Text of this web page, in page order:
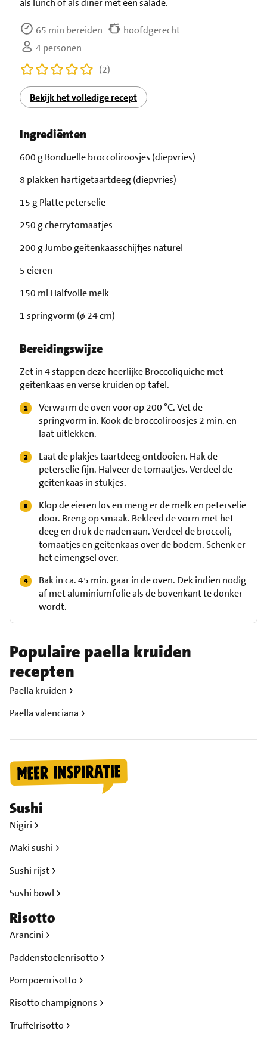
als lunch of als diner met een salade.
65 min bereiden
hoofdgerecht
4 personen
(2)
Bekijk het volledige recept
Ingrediënten
600 g Bonduelle broccoliroosjes (diepvries)
8 plakken hartigetaartdeeg (diepvries)
15 g Platte peterselie
250 g cherrytomaatjes
200 g Jumbo geitenkaasschijfjes naturel
5 eieren
150 ml Halfvolle melk
1 springvorm (ø 24 cm)
Bereidingswijze
Zet in 4 stappen deze heerlijke Broccoliquiche met
geitenkaas en verse kruiden op tafel.
Verwarm de oven voor op 200 °C. Vet de
springvorm in. Kook de broccoliroosjes 2 min. en
laat uitlekken.
Laat de plakjes taartdeeg ontdooien. Hak de
peterselie fijn. Halveer de tomaatjes. Verdeel de
geitenkaas in stukjes.
Klop de eieren los en meng er de melk en peterselie
door. Breng op smaak. Bekleed de vorm met het
deeg en druk de naden aan. Verdeel de broccoli,
tomaatjes en geitenkaas over de bodem. Schenk er
het eimengsel over.
Bak in ca. 45 min. gaar in de oven. Dek indien nodig
af met aluminiumfolie als de bovenkant te donker
wordt.
Populaire paella kruiden
recepten
Paella kruiden
Paella valenciana
Sushi
Nigiri
Maki sushi
Sushi rijst
Sushi bowl
Risotto
Arancini
Paddenstoelenrisotto
Pompoenrisotto
Risotto champignons
Truffelrisotto